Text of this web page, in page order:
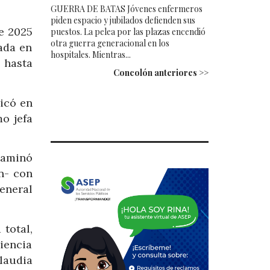
2025
en
hasta
en
jefa
con
total,
GUERRA DE BATAS Jóvenes enfermeros
piden espacio y jubilados defienden sus
puestos. La pelea por las plazas encendió
otra guerra generacional en los
hospitales. Mientras...
Concolón anteriores >>